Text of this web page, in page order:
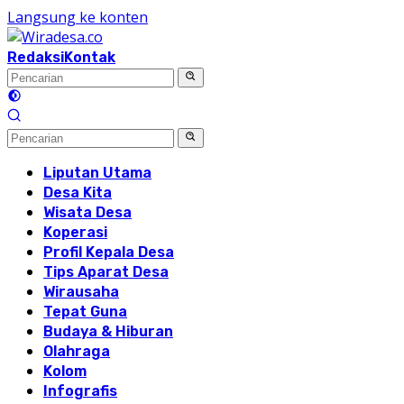
Langsung ke konten
RedaksiKontak
Liputan Utama
Desa Kita
Wisata Desa
Koperasi
Profil Kepala Desa
Tips Aparat Desa
Wirausaha
Tepat Guna
Budaya & Hiburan
Olahraga
Kolom
Infografis